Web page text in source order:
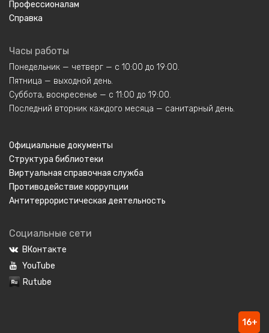
Профессионалам
Справка
Часы работы
Понедельник — четверг — с 10:00 до 19:00.
Пятница — выходной день.
Суббота, воскресенье — с 11:00 до 19:00.
Последний вторник каждого месяца — санитарный день.
Официальные документы
Структура библиотеки
Виртуальная справочная служба
Противодействие коррупции
Антитеррористическая деятельность
Социальные сети
ВКонтакте
YouTube
Rutube
16+